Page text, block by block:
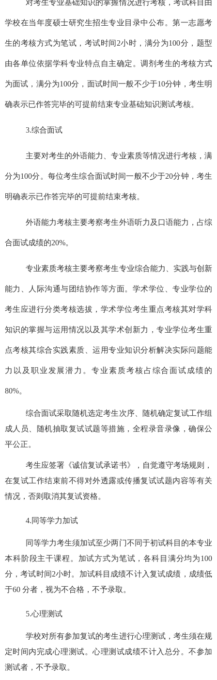
对考生专业基础知识的掌握情况进行考核，考试科目由
学校在当年度硕士研究生招生专业目录中公布。第一志愿考
生的考核方式为笔试，考试时间 2小时，满分为100分，题型
由各单位依据学科专业特点自主确定。调剂考生的考核方式
为面试，满分为100分，面试时间一般不少于10分钟，考生明
确表示已作答完毕的可提前结束专业基础知识测试考核。
3.综合面试
主要对考生的外语能力、专业素质等情况进行考核，满
分为100分。每位考生综合面试时间一般不少于20分钟，考生
明确表示已作答完毕的可提前结束考核。
外语能力考核主要考察考生外语听力及口语能力，占综
合面试成绩的20%。
专业素质考核主要考察考生专业综合能力、实践与创新
能力、人际沟通与团结协作等方面。学术学位、专业学位的
考生应进行分类考核选拔，学术学位考生重点考核其对学科
知识的掌握与运用情况以及其学术创新力，专业学位考生重
点考核其综合实践素质、运用专业知识分析解决实际问题能
力以及职业发展潜力。专业素质考核占综合面试成绩的
80%。
综合面试采取随机选定考生次序、随机确定复试工作组
成人员、随机抽取复试试题等措施，全程录音录像，确保公
平公正。
考生应签署《诚信复试承诺书》，自觉遵守考场规则，
在复试工作结束前不得对外透露或传播复试试题内容等有关
情况，否则取消其复试资格。
4.同等学力加试
同等学力考生须加试至少两门不同于初试科目的本专业
本科阶段主干课程。加试方式为笔试，各科目满分均为100
分，考试时间2小时。加试科目成绩不计入复试成绩，成绩低
于60 分者，视为不合格，不予录取。
5.心理测试
学校对所有参加复试的考生进行心理测试，考生须在规
定时间内完成心理测试。心理测试成绩不计入总分。不参加
测试者，不予录取。